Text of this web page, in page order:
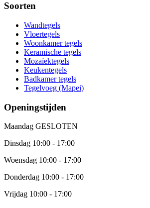
Soorten
Wandtegels
Vloertegels
Woonkamer tegels
Keramische tegels
Mozaïektegels
Keukentegels
Badkamer tegels
Tegelvoeg (Mapei)
Openingstijden
Maandag GESLOTEN
Dinsdag 10:00 - 17:00
Woensdag 10:00 - 17:00
Donderdag 10:00 - 17:00
Vrijdag 10:00 - 17:00